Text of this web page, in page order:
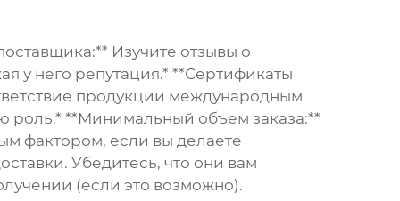
Изучите отзывы о
у него репутация.* **Сертификаты
продукции международным
роль.* **Минимальный объем заказа:**
фактором, если вы делаете
Убедитесь, что они вам
(если это возможно).